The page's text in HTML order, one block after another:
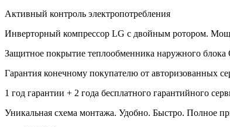
Активный контроль электропотребления
Инверторный компрессор LG с двойным ротором.
Защитное покрытие теплообменника наружного
Гарантия конечному покупателю от
1 год гарантии + 2 года бесплатного гарантийного
Уникальная схема монтажа. Удобно. Быстро. Полное